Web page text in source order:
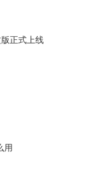
正式上线
用